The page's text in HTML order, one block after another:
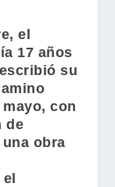
el
17 años
su
con
de
obra